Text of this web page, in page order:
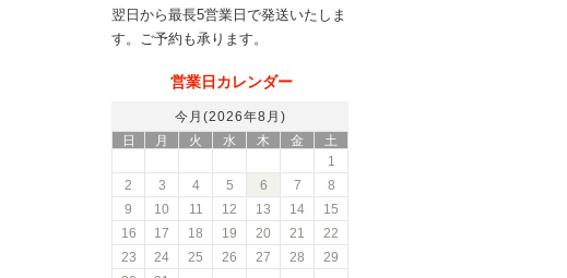
翌日から最長5営業日で発送いたしま
す。ご予約も承ります。
営業日カレンダー
今月(2026年8月)
日
月 火 水 木 金
土
1
2
3 4 5 6 7
8
9
10 11 12 13 14
15
16
17 18 19 20 21
22
23
24 25 26 27 28
29